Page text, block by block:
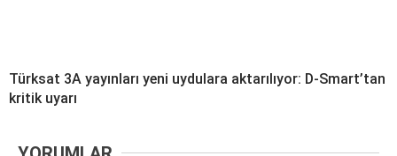
Türksat 3A yayınları yeni uydulara aktarılıyor: D-Smart’tan
kritik uyarı